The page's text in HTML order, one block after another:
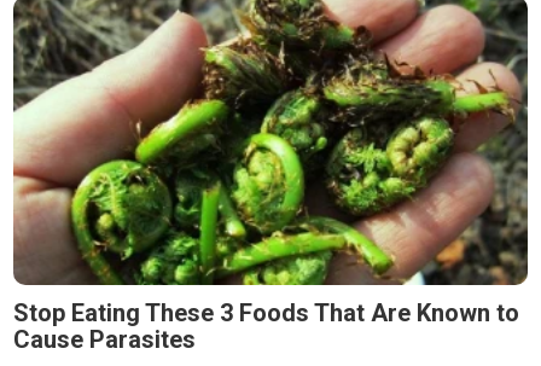
Stop Eating These 3 Foods That Are Known to
Cause Parasites